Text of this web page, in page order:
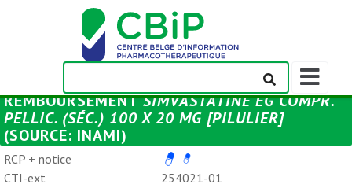
Afficher/
la
barre
REMBOURSEMENTSIMVASTATINE EG COMPR.
PELLIC. (SÉC.) 100 X 20 MG [PILULIER]
(SOURCE: INAMI)
RCP + notice
CTI-ext
254021-01